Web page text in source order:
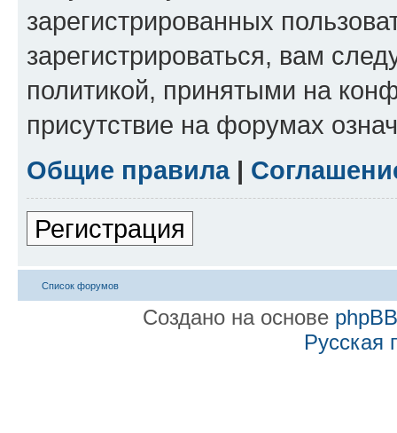
зарегистрированных
зарегистрироваться, вам
политикой, принятыми на
присутствие на форумах
Общие правила|
Регистрация
Список форумов
Создано на основе phpBB
Русская